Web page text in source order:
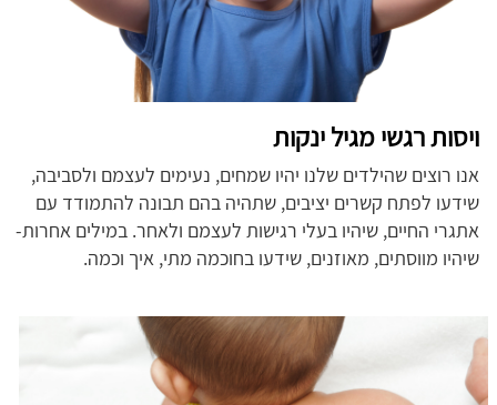
ויסות רגשי מגיל ינקות
אנו רוצים שהילדים שלנו יהיו שמחים, נעימים לעצמם ולסביבה,
שידעו לפתח קשרים יציבים, שתהיה בהם תבונה להתמודד עם
אתגרי החיים, שיהיו בעלי רגישות לעצמם ולאחר. במילים אחרות-
שיהיו מווסתים, מאוזנים, שידעו בחוכמה מתי, איך וכמה.